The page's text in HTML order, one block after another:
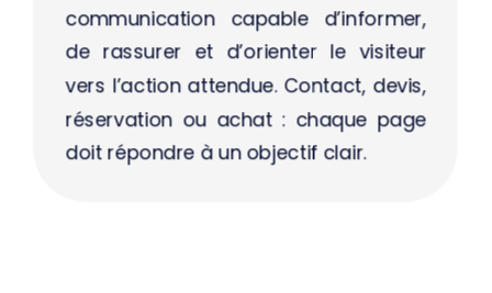
communication capable d’informer,
de rassurer et d’orienter le visiteur
vers l’action attendue. Contact, devis,
réservation ou achat : chaque page
doit répondre à un objectif clair.